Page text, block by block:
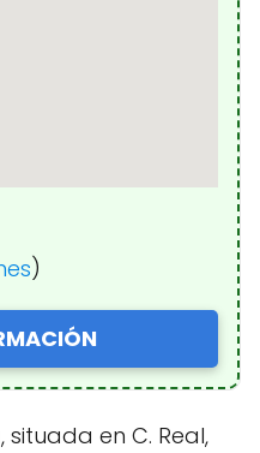
)
en C. Real,